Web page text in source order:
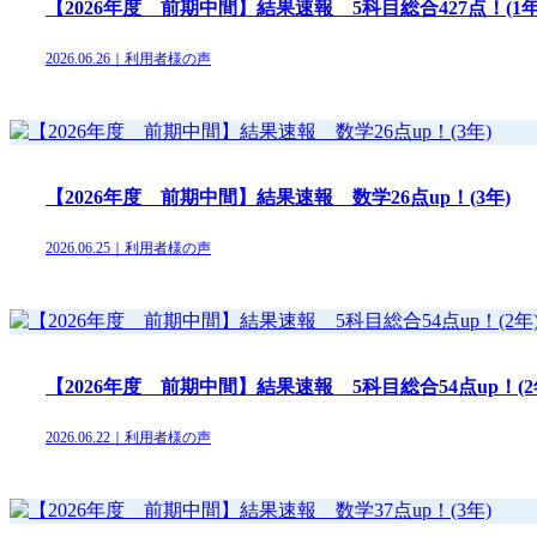
【2026年度 前期中間】結果速報 5科目総合427点！(1
2026.06.26｜利用者様の声
【2026年度 前期中間】結果速報 数学26点up！(3年)
2026.06.25｜利用者様の声
【2026年度 前期中間】結果速報 5科目総合54点up！(2
2026.06.22｜利用者様の声